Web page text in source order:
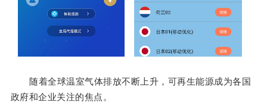
随着全球温室气体排放不断上升，可再生能源成为各国
政府和企业关注的焦点。